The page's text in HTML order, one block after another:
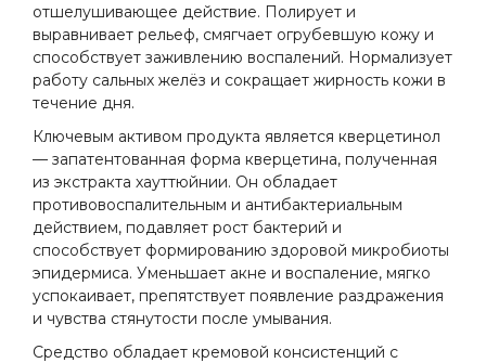
отшелушивающее действие. Полирует и
выравнивает рельеф, смягчает огрубевшую кожу и
способствует заживлению воспалений. Нормализует
работу сальных желёз и сокращает жирность кожи в
течение дня.
Ключевым активом продукта является кверцетинол
— запатентованная форма кверцетина, полученная
из экстракта хауттюйнии. Он обладает
противовоспалительным и антибактериальным
действием, подавляет рост бактерий и
способствует формированию здоровой микробиоты
эпидермиса. Уменьшает акне и воспаление, мягко
успокаивает, препятствует появление раздражения
и чувства стянутости после умывания.
Средство обладает кремовой консистенций с